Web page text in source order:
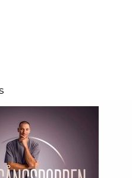
och tankeväckande
här
här